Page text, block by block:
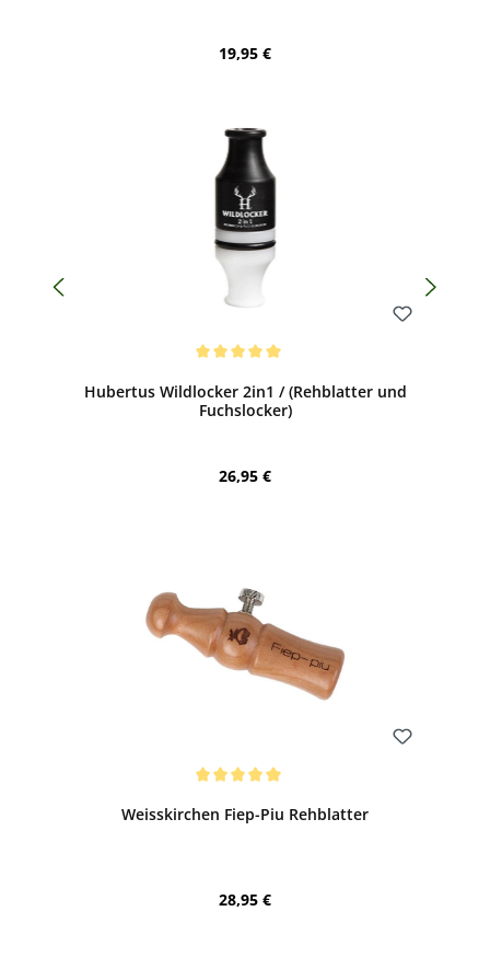
Regulärer Preis:
19,95 €
Hubertus Wildlocker 2in1 / (Rehblatter und
Fuchslocker)
Regulärer Preis:
26,95 €
Weisskirchen Fiep-Piu Rehblatter
Regulärer Preis:
28,95 €